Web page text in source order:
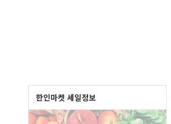
한인마켓 세일정보